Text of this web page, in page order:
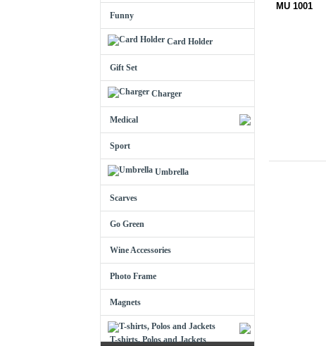
Funny
Card Holder
Gift Set
Charger
Medical
Sport
Umbrella
Scarves
Go Green
Wine Accessories
Photo Frame
Magnets
T-shirts, Polos and Jackets
MU 1001